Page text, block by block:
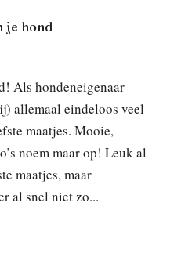
je hond
Als hondeneigenaar
allemaal eindeloos veel
maatjes. Mooie,
noem maar op! Leuk al
maatjes, maar
al snel niet zo...